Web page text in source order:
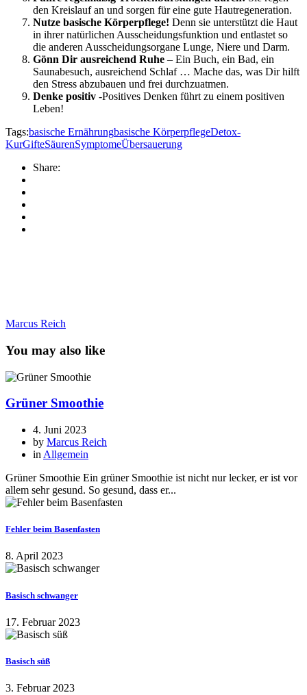
den Kreislauf an und sorgen für eine gute Hautregeneration.
Nutze basische Körperpflege! Denn sie unterstützt die Haut
in ihrer natürlichen Ausscheidungsfunktion und entlastet so
die anderen Ausscheidungsorgane Lunge, Niere und Darm.
Gönn Dir ausreichend Ruhe – Ein Buch, ein Bad, ein
Saunabesuch, ausreichend Schlaf … Mache das, was Dir hilft
den Stress abzubauen und frei durchzuatmen.
Denke positiv -Positives Denken führt zu einem positiven
Leben!
Tags:basische Ernährungbasische KörperpflegeDetox-
KurGifteSäurenSymptomeÜbersauerung
Share:
Marcus Reich
You may also like
Grüner Smoothie
4. Juni 2023
by Marcus Reich
in Allgemein
Grüner Smoothie Ein grüner Smoothie ist nicht nur lecker, er ist vor
allem sehr gesund. So gesund, dass er...
Fehler beim Basenfasten
8. April 2023
Basisch schwanger
17. Februar 2023
Basisch süß
3. Februar 2023